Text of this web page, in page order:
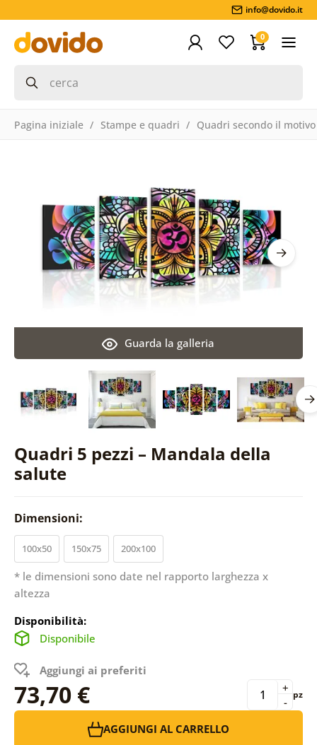
info@dovido.it
0
Pagina iniziale Stampe e quadri Quadri secondo il motivo
Quadri 5 pezzi – Mandala della
salute
Guarda la galleria
Dimensioni:
100x50 150x75 200x100
* le dimensioni sono date nel rapporto larghezza x
altezza
Disponibilità:
Disponibile
Aggiungi ai preferiti
73,70 € -
+ pz
AGGIUNGI AL CARRELLO